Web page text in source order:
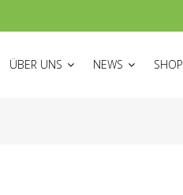
ÜBER UNS NEWS SHOP